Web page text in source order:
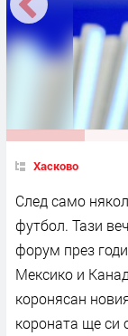
Хасково
След само
футбол. Тази
форум през
Мексико и
коронясан
короната ще си